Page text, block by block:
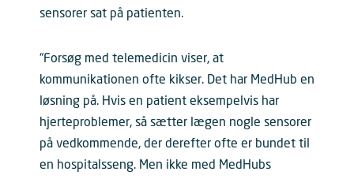
sensorer sat på patienten.
“Forsøg med telemedicin viser, at
kommunikationen ofte kikser. Det har MedHub en
løsning på. Hvis en patient eksempelvis har
hjerteproblemer, så sætter lægen nogle sensorer
på vedkommende, der derefter ofte er bundet til
en hospitalsseng. Men ikke med MedHubs